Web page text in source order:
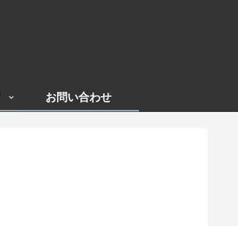
お問い合わせ